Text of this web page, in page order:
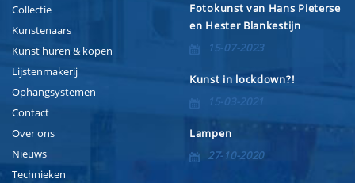
Collectie
Kunstenaars
Kunst huren & kopen
Lijstenmakerij
Ophangsystemen
Contact
Over ons
Nieuws
Technieken
Fotokunst van Hans Pieterse
en Hester Blankestijn
15-07-2023
Kunst in lockdown?!
15-03-2021
Lampen
27-10-2020